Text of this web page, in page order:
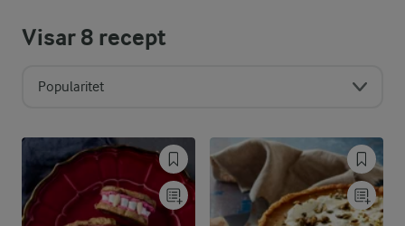
Visar8 recept
Popularitet